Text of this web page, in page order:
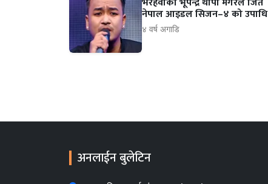
नेपाल आइडल सिजन–४ को उपाधि
४ वर्ष अगाडि
अनलाईन बुलेटिन